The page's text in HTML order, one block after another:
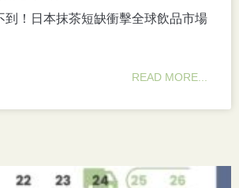
到！日本抹茶短缺衝擊全球飲品市場
READ MORE...